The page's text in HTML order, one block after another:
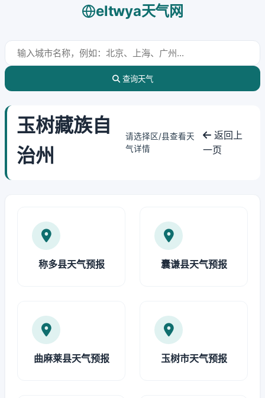
eltwya天气网
查询天气
玉树藏族自
治州
请选择区/县查看天
气详情
返回上
一页
称多县天气预报 囊谦县天气预报
曲麻莱县天气预报 玉树市天气预报